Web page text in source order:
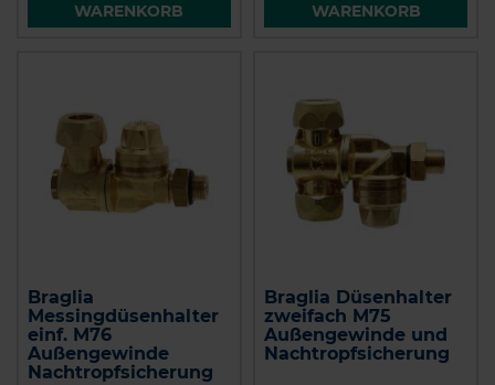
WARENKORB
WARENKORB
Braglia
Messingdüsenhalter
einf. M76
Außengewinde
Nachtropfsicherung
Braglia Düsenhalter
zweifach M75
Außengewinde und
Nachtropfsicherung